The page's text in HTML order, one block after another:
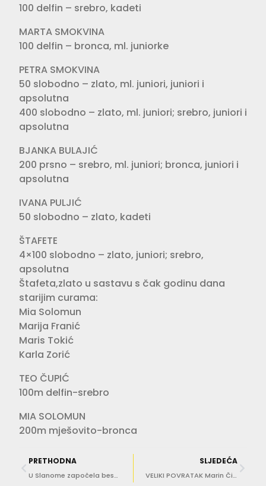
100 delfin – srebro, kadeti
MARTA SMOKVINA
100 delfin – bronca, ml. juniorke
PETRA SMOKVINA
50 slobodno – zlato, ml. juniori, juniori i
apsolutna
400 slobodno – zlato, ml. juniori; srebro, juniori i
apsolutna
BJANKA BULAJIĆ
200 prsno – srebro, ml. juniori; bronca, juniori i
apsolutna
IVANA PULJIĆ
50 slobodno – zlato, kadeti
ŠTAFETE
4×100 slobodno – zlato, juniori; srebro,
apsolutna
Štafeta,zlato u sastavu s čak godinu dana
starijim curama:
Mia Solomun
Marija Franić
Maris Tokić
Karla Zorić
TEO ČUPIĆ
100m delfin-srebro
MIA SOLOMUN
200m mješovito-bronca
PRETHODNA
U Slanome započela besplatna škola tenisa
SLJEDEĆA
VELIKI POVRATAK Marin Čilić igra treće kolo Wimbeldona